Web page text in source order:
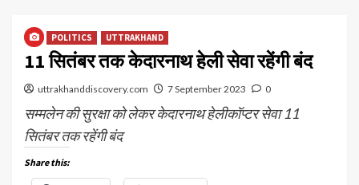
POLITICS UTTRAKHAND
11 सितंबर तक केदारनाथ हेली सेवा रहेंगी बंद
uttrakhanddiscovery.com 7 September 2023 0
सम्मलेन की सुरक्षा को लेकर केदारनाथ हेलीकॉप्टर सेवा 11
सितंबर तक रहेंगी बंद
Share this: